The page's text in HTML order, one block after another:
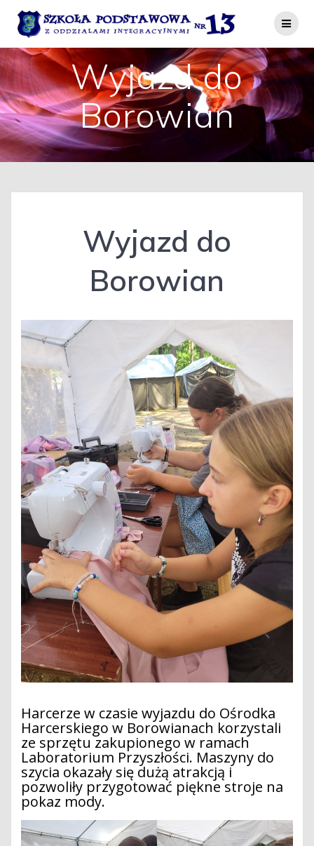
do
treści
Wyjazd do
Borowian
Wyjazd do
Borowian
Harcerze w czasie wyjazdu do Ośrodka
Harcerskiego w Borowianach korzystali
ze sprzętu zakupionego w ramach
Laboratorium Przyszłości. Maszyny do
szycia okazały się dużą atrakcją i
pozwoliły przygotować piękne stroje na
pokaz mody.